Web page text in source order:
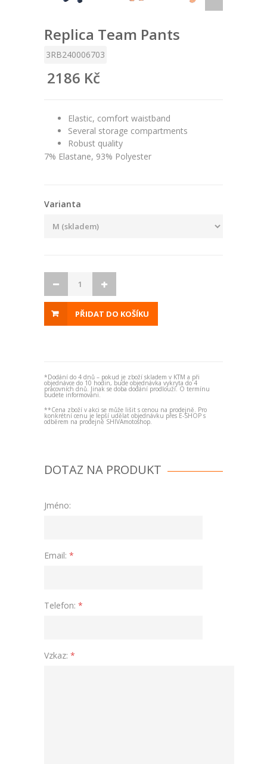
Replica Team Pants
3RB240006703
2186 Kč
Elastic, comfort waistband
Several storage compartments
Robust quality
7% Elastane, 93% Polyester
Varianta
PŘIDAT DO KOŠÍKU
*Dodání do 4 dnů – pokud je zboží skladem v KTM a při
objednávce do 10 hodin, bude objednávka vykryta do 4
pracovních dnů. Jinak se doba dodání prodlouží. O termínu
budete informováni.
**Cena zboží v akci se může lišit s cenou na prodejně. Pro
konkrétní cenu je lepší udělat objednávku přes E-SHOP s
odběrem na prodejně SHIVAmotoshop.
DOTAZ NA PRODUKT
Jméno:
Email: *
Telefon: *
Vzkaz: *